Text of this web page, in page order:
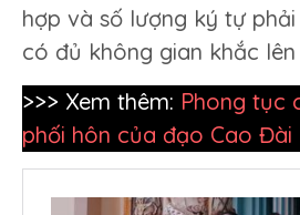
hợp và số lượng ký tự
có đủ không gian khắc lên
>>> Xem thêm: Phong tục
phối hôn của đạo Cao Đài